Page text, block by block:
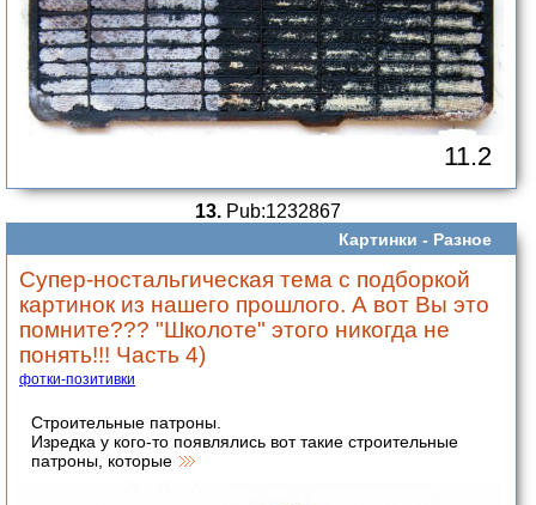
11.2
13. Pub:1232867
Картинки - Разное
Супер-ностальгическая тема с подборкой
картинок из нашего прошлого. А вот Вы это
помните??? "Школоте" этого никогда не
понять!!! Часть 4)
фотки-позитивки
Строительные патроны.
Изредка у кого-то появлялись вот такие строительные
патроны, которые